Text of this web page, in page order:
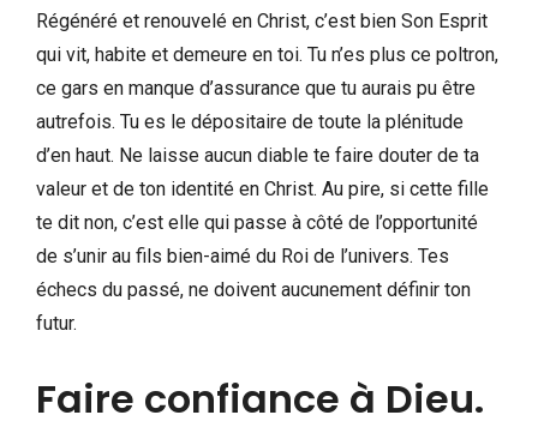
Régénéré et renouvelé en Christ, c’est bien Son Esprit
qui vit, habite et demeure en toi. Tu n’es plus ce poltron,
ce gars en manque d’assurance que tu aurais pu être
autrefois. Tu es le dépositaire de toute la plénitude
d’en haut. Ne laisse aucun diable te faire douter de ta
valeur et de ton identité en Christ. Au pire, si cette fille
te dit non, c’est elle qui passe à côté de l’opportunité
de s’unir au fils bien-aimé du Roi de l’univers. Tes
échecs du passé, ne doivent aucunement définir ton
futur.
Faire confiance à Dieu.